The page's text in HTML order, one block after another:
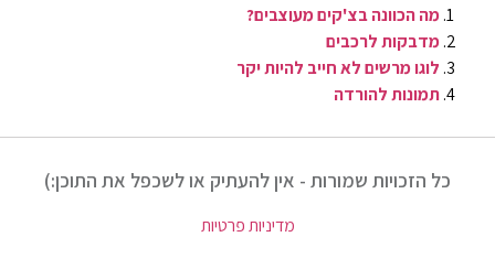
מה הכוונה בצ'קים מעוצבים?
מדבקות לרכבים
לוגו מרשים לא חייב להיות יקר
תמונות להורדה
כל הזכויות שמורות - אין להעתיק או לשכפל את התוכן:)
מדיניות פרטיות